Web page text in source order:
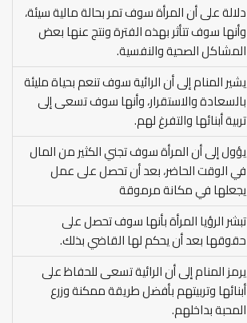
دلالة على أن المرأة سوف تمر بحالة مالية سيئة،
وأنها سوف تتأثر بهذه الفترة ونتج عنها بعض
المشاكل الصحية والنفسية.
يشير المنام إلى أن الرائية سوف تنعم بحياة مليئة
بالسعادة والاستقرار، وأنها سوف تسعى إلى
تربية أبنائها والتفرغ لهم.
يؤول إلى أن المرأة سوف تجني الكثير من المال
في الوقت الحاضر، بعد أن تحصل على عمل
يجعلها في مكانة مرموقة
تبشر الرؤيا المرأة بأنها سوف تحصل على
حقوقها بعد أن يحكم لها القاضي بذلك.
يرمز المنام إلى أن الرائية تسعى للحفاظ على
أبنائها وتربيتهم بأفضل طريقة ممكنة وزرع
المحبة بداخلهم.